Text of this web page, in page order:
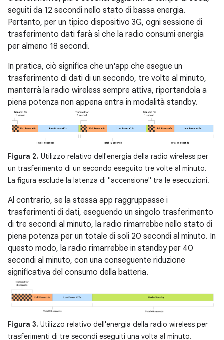
seguiti da 12 secondi nello stato di bassa energia.
Pertanto, per un tipico dispositivo 3G, ogni sessione di
trasferimento dati farà sì che la radio consumi energia
per almeno 18 secondi.
In pratica, ciò significa che un'app che esegue un
trasferimento di dati di un secondo, tre volte al minuto,
manterrà la radio wireless sempre attiva, riportandola a
piena potenza non appena entra in modalità standby.
Figura 2. Utilizzo relativo dell'energia della radio wireless per
un trasferimento di un secondo eseguito tre volte al minuto.
La figura esclude la latenza di "accensione" tra le esecuzioni.
Al contrario, se la stessa app raggruppasse i
trasferimenti di dati, eseguendo un singolo trasferimento
di tre secondi al minuto, la radio rimarrebbe nello stato di
piena potenza per un totale di soli 20 secondi al minuto. In
questo modo, la radio rimarrebbe in standby per 40
secondi al minuto, con una conseguente riduzione
significativa del consumo della batteria.
Figura 3. Utilizzo relativo dell'energia della radio wireless per
trasferimenti di tre secondi eseguiti una volta al minuto.